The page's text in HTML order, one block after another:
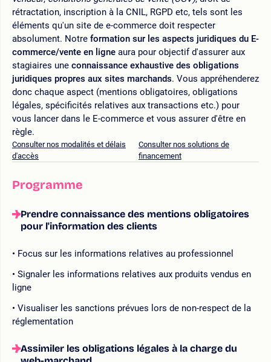
rétractation, inscription à la CNIL, RGPD etc, tels sont les
éléments qu'un site de e-commerce doit respecter
absolument. Notre formation sur les aspects juridiques du E-
commerce/vente en ligne aura pour objectif d'assurer aux
stagiaires une connaissance exhaustive des obligations
juridiques propres aux sites marchands. Vous appréhenderez
donc chaque aspect (mentions obligatoires, obligations
légales, spécificités relatives aux transactions etc.) pour
vous lancer dans le E-commerce et vous assurer d'être en
règle.
Consulter nos modalités et délais
d'accès
Consulter nos solutions de
financement
Programme
Prendre connaissance des mentions obligatoires
pour l'information des clients
Focus sur les informations relatives au professionnel
Signaler les informations relatives aux produits vendus en
ligne
Visualiser les sanctions prévues lors de non-respect de la
réglementation
Assimiler les obligations légales à la charge du